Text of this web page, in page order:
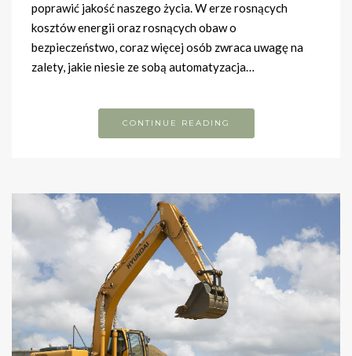
poprawić jakość naszego życia. W erze rosnących
kosztów energii oraz rosnących obaw o
bezpieczeństwo, coraz więcej osób zwraca uwagę na
zalety, jakie niesie ze sobą automatyzacja…
CONTINUE READING